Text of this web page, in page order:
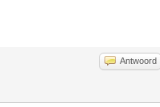
Antwoord